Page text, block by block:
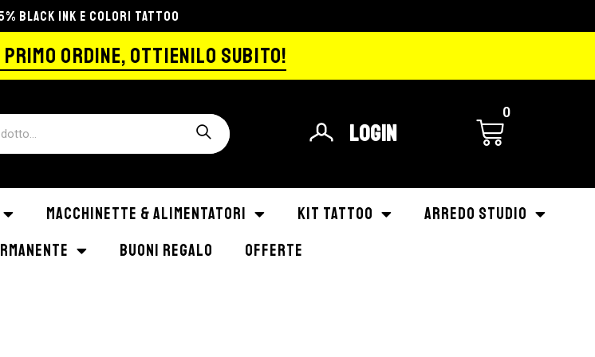
GRATIS A PARTIRE DA €129
ORDINE, OTTIENILO SUBITO!
Login
0
MACCHINETTE & ALIMENTATORI KIT TATTOO
ARREDO STUDIO
BUONI REGALO OFFERTE